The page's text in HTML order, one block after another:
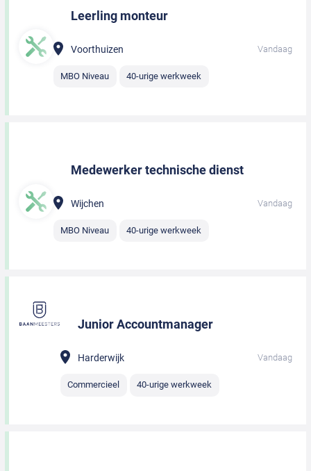
Leerling monteur
Voorthuizen Vandaag
MBO Niveau 40-urige werkweek
Medewerker technische dienst
Wijchen Vandaag
MBO Niveau 40-urige werkweek
Junior Accountmanager
Harderwijk Vandaag
Commercieel 40-urige werkweek